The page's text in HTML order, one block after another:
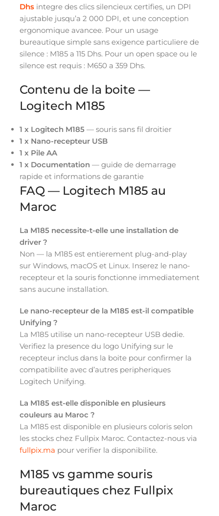
Dhs integre des clics silencieux certifies, un DPI
ajustable jusqu’a 2 000 DPI, et une conception
ergonomique avancee. Pour un usage
bureautique simple sans exigence particuliere de
silence : M185 a 115 Dhs. Pour un open space ou le
silence est requis : M650 a 359 Dhs.
Contenu de la boite —
Logitech M185
1 x Logitech M185 — souris sans fil droitier
1 x Nano-recepteur USB
1 x Pile AA
1 x Documentation — guide de demarrage
rapide et informations de garantie
FAQ — Logitech M185 au
Maroc
La M185 necessite-t-elle une installation de
driver ?
Non — la M185 est entierement plug-and-play
sur Windows, macOS et Linux. Inserez le nano-
recepteur et la souris fonctionne immediatement
sans aucune installation.
Le nano-recepteur de la M185 est-il compatible
Unifying ?
La M185 utilise un nano-recepteur USB dedie.
Verifiez la presence du logo Unifying sur le
recepteur inclus dans la boite pour confirmer la
compatibilite avec d’autres peripheriques
Logitech Unifying.
La M185 est-elle disponible en plusieurs
couleurs au Maroc ?
La M185 est disponible en plusieurs coloris selon
les stocks chez Fullpix Maroc. Contactez-nous via
fullpix.ma pour verifier la disponibilite.
M185 vs gamme souris
bureautiques chez Fullpix
Maroc